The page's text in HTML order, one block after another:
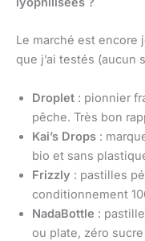
Le marché est encore
que j’ai testés (aucun
Droplet : pionnier
pêche. Très bon
Kai’s Drops :
bio et sans
Frizzly : pastilles
conditionnement
NadaBottle :
ou plate, zéro